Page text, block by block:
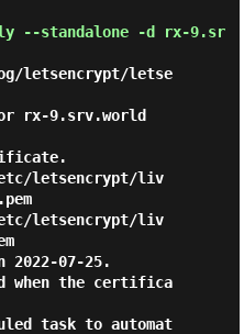
--standalone -d rx-9.sr
letsencrypt/letse
rx-9.srv.world
letsencrypt/liv
letsencrypt/liv
07-25.
when the certifica
task to automat